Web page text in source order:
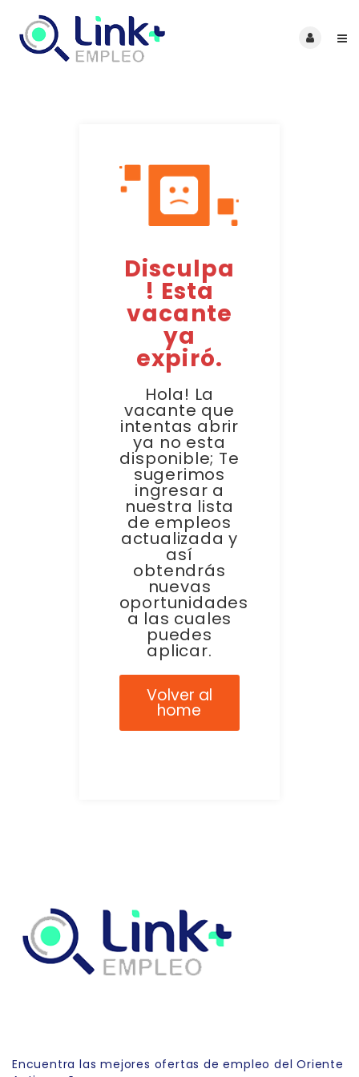
Disculpa
! Esta
vacante
ya
expiró.
Hola! La
vacante que
intentas abrir
ya no esta
disponible; Te
sugerimos
ingresar a
nuestra lista
de empleos
actualizada y
así
obtendrás
nuevas
oportunidades
a las cuales
puedes
aplicar.
Volver al
home
Encuentra las mejores ofertas de empleo del Oriente